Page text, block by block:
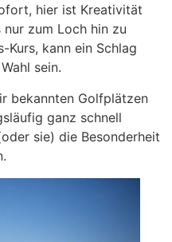
hier ist Kreativität
zum Loch hin zu
Kurs, kann ein Schlag
sein.
bekannten Golfplätzen
ganz schnell
sie) die Besonderheit